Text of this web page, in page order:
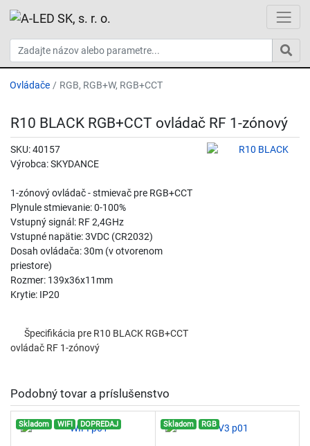
Ovládače RGB, RGB+W, RGB+CCT
R10 BLACK RGB+CCT ovládač RF 1-zónový
SKU: 40157
Výrobca: SKYDANCE
1-zónový ovládač - stmievač pre RGB+CCT
Plynule stmievanie: 0-100%
Vstupný signál: RF 2,4GHz
Vstupné napätie: 3VDC (CR2032)
Dosah ovládača: 30m (v otvorenom
priestore)
Rozmer: 139x36x11mm
Krytie: IP20
Špecifikácia pre R10 BLACK RGB+CCT
ovládač RF 1-zónový
Podobný tovar a príslušenstvo
Skladom WIFI DOPREDAJ Skladom RGB